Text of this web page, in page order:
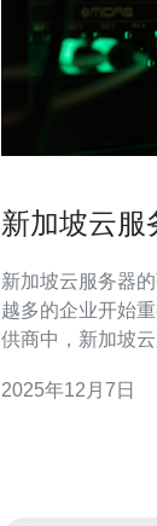
新加坡云服
新加坡云服务器的强大应用 随着数字
越多的企业开始
供商中，新加坡
展示新加坡云服
2025年12月7日